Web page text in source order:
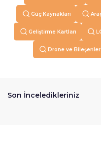
Güç Kaynakları
Geliştirme Kartları
Drone ve Bileşenler
Son İnceledikleriniz